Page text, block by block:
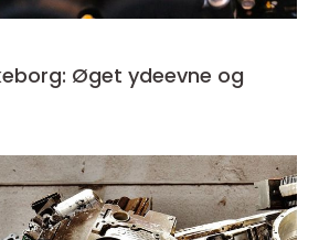
Øget ydeevne og